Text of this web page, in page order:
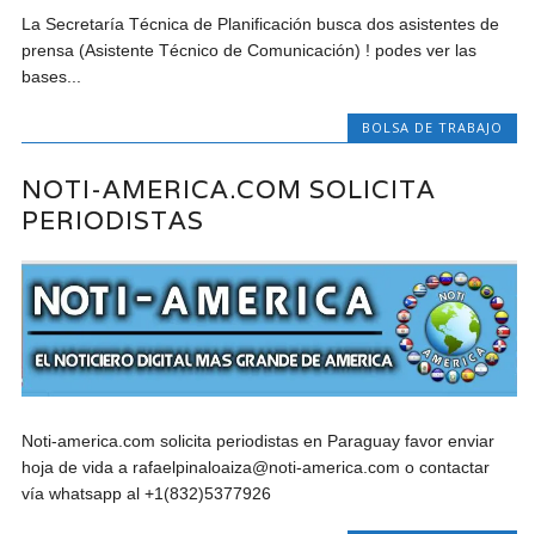
La Secretaría Técnica de Planificación busca dos asistentes de
prensa (Asistente Técnico de Comunicación) ! podes ver las
bases...
BOLSA DE TRABAJO
NOTI-AMERICA.COM SOLICITA
PERIODISTAS
Noti-america.com solicita periodistas en Paraguay favor enviar
hoja de vida a rafaelpinaloaiza@noti-america.com o contactar
vía whatsapp al +1(832)5377926